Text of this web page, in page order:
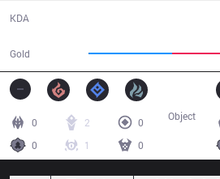
KDA
Gold
0 2
0
0
1 0
Object